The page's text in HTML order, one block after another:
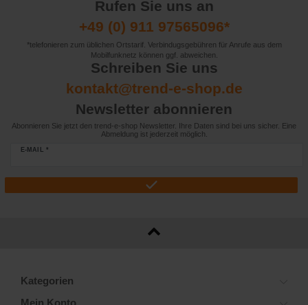
Rufen Sie uns an
+49 (0) 911 97565096*
*telefonieren zum üblichen Ortstarif. Verbindugsgebühren für Anrufe aus dem
Mobilfunknetz können ggf. abweichen.
Schreiben Sie uns
kontakt@trend-e-shop.de
Newsletter abonnieren
Abonnieren Sie jetzt den trend-e-shop Newsletter. Ihre Daten sind bei uns sicher. Eine
Abmeldung ist jederzeit möglich.
E-MAIL *
Kategorien